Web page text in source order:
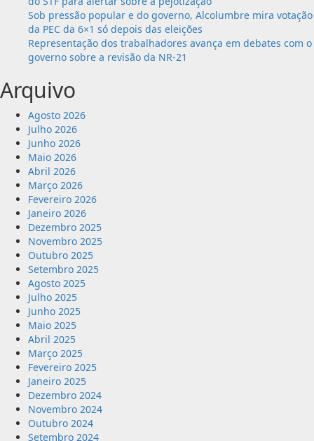
Digital
Sob pressão popular e do governo, Alcolumbre mira votação
da PEC da 6×1 só depois das eleições
Representação dos trabalhadores avança em debates com o
governo sobre a revisão da NR-21
Arquivo
Agosto 2026
Julho 2026
Junho 2026
Maio 2026
Abril 2026
Março 2026
Fevereiro 2026
Janeiro 2026
Dezembro 2025
Novembro 2025
Outubro 2025
Setembro 2025
Agosto 2025
Julho 2025
Junho 2025
Maio 2025
Abril 2025
Março 2025
Fevereiro 2025
Janeiro 2025
Dezembro 2024
Novembro 2024
Outubro 2024
Setembro 2024